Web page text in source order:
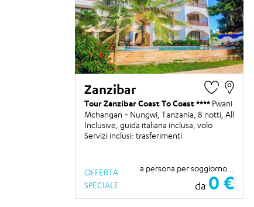
Zanzibar
Tour Zanzibar Coast To Coast
Pwani
Mchangan + Nungwi, Tanzania, 8 notti, All
Inclusive, guida italiana inclusa, volo
Servizi inclusi: trasferimenti
OFFERTA
SPECIALE
a persona per soggiorno...
da 0 €